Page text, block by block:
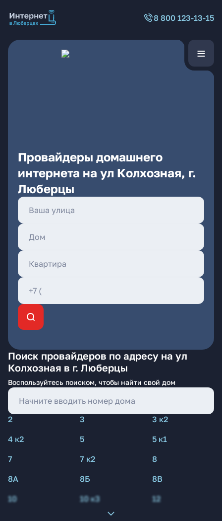
8 800 123-13-15
Провайдеры домашнего
интернета на ул Колхозная, г.
Люберцы
Поиск провайдеров по адресу на ул
Колхозная в г. Люберцы
Воспользуйтесь поиском, чтобы найти свой дом
2 3
3 к2
4 к2
5
5 к1
7
7 к2
8
8А
8Б
8В
10
10 к3 12